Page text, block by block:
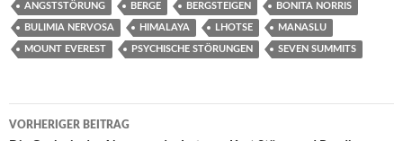
ANGSTSTÖRUNG BERGE BERGSTEIGEN BONITA NORRIS
BULIMIA NERVOSA HIMALAYA LHOTSE MANASLU
MOUNT EVEREST PSYCHISCHE STÖRUNGEN SEVEN SUMMITS
Beitragsnavigation
VORHERIGER BEITRAG